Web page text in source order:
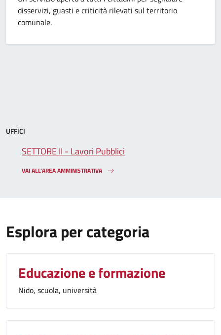
disservizi, guasti e criticità rilevati sul territorio
comunale.
UFFICI
SETTORE II - Lavori Pubblici
VAI ALL’AREA AMMINISTRATIVA
Esplora per categoria
Educazione e formazione
Nido, scuola, università